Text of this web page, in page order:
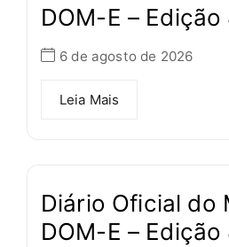
DOM-E – Edição
6 de agosto de 2026
Leia Mais
Diário Oficial do
DOM-E – Edição